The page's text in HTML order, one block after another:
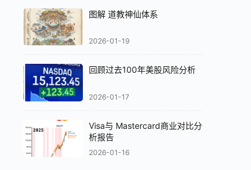
图解 道教神仙体系
2026-01-19
回顾过去100年美股风险分析
2026-01-17
Visa与 Mastercard商业对比分
析报告
2026-01-16